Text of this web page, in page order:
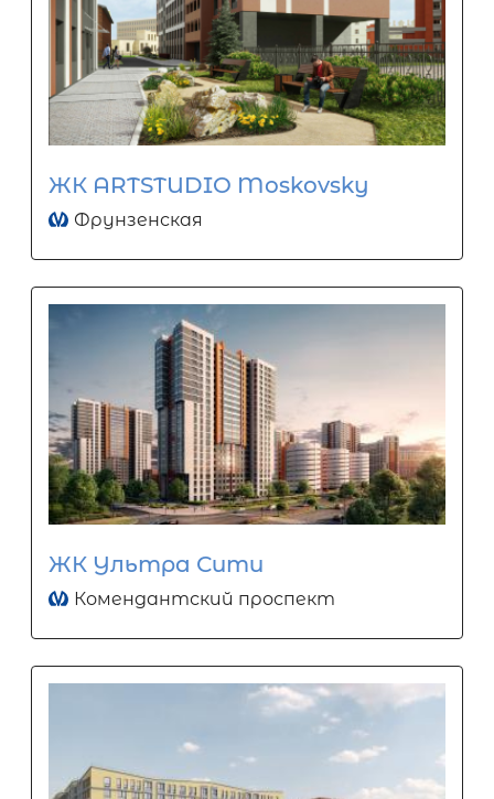
ЖК ARTSTUDIO Moskovsky
Фрунзенская
ЖК Ультра Сити
Комендантский проспект